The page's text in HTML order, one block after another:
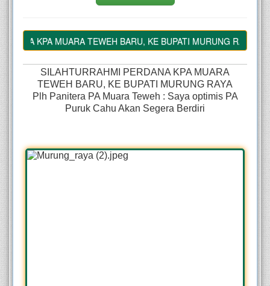
KPA MUARA TEWEH BARU, KE BUPATI MURUNG RAYA
SILAHTURRAHMI PERDANA KPA MUARA
TEWEH BARU, KE BUPATI MURUNG RAYA
Plh Panitera PA Muara Teweh : Saya optimis PA
Puruk Cahu Akan Segera Berdiri